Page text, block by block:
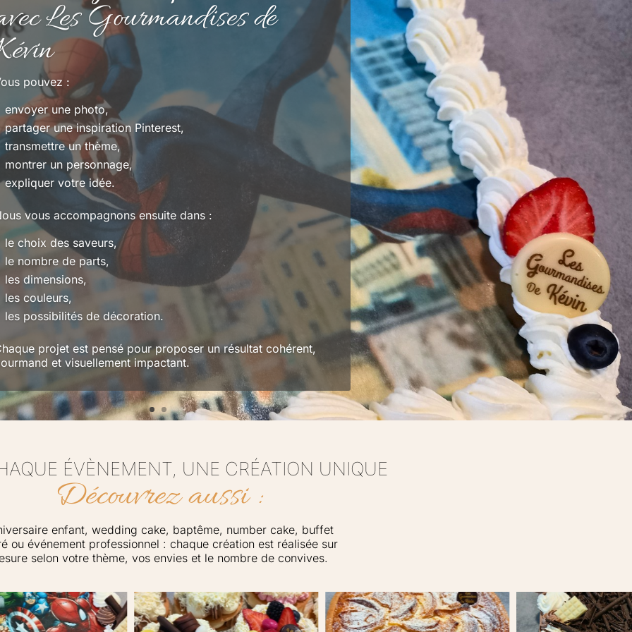
Les Gourmandises de
pouvez :
envoyer une photo,
partager une inspiration Pinterest,
transmettre un thème,
montrer un personnage,
expliquer votre idée.
vous accompagnons ensuite dans :
le choix des saveurs,
le nombre de parts,
les dimensions,
les couleurs,
les possibilités de décoration.
projet est pensé pour proposer un résultat cohérent,
et visuellement impactant.
ÉVÈNEMENT, UNE CRÉATION UNIQUE
Découvrez aussi :
enfant, wedding cake, baptême, number cake, buffet
ou événement professionnel : chaque création est réalisée sur
selon votre thème, vos envies et le nombre de convives.